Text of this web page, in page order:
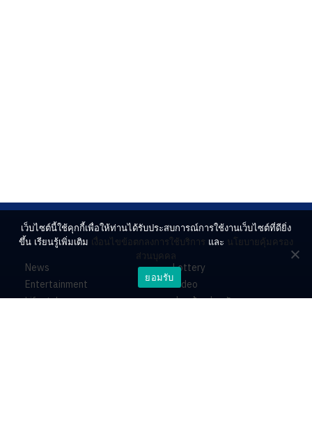
News
Entertainment
Lifestyle
Lottery
Video
ร่วมด้วยช่วยกัน
เว็บไซต์นี้ใช้คุกกี้เพื่อให้ท่านได้รับประสบการณ์การใช้งานเว็บไซต์ที่ดียิ่ง
ขึ้น เรียนรู้เพิ่มเติม เงื่อนไขข้อตกลงการใช้บริการ และ นโยบายคุ้มครอง
ส่วนบุคคล
ยอมรับ